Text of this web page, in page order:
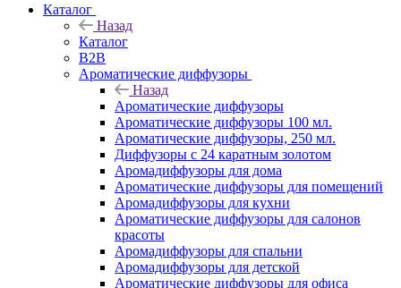
Каталог
Назад
Каталог
B2B
Ароматические диффузоры
Назад
Ароматические диффузоры
Ароматические диффузоры 100 мл.
Ароматические диффузоры, 250 мл.
Диффузоры с 24 каратным золотом
Аромадиффузоры для дома
Ароматические диффузоры для помещений
Аромадиффузоры для кухни
Ароматические диффузоры для салонов
красоты
Аромадиффузоры для спальни
Аромадиффузоры для детской
Ароматические диффузоры для офиса